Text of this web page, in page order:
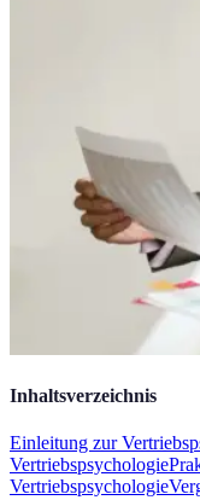
Inhaltsverzeichnis
Einleitung zur
Vertriebspsychologie
Vertriebspsychologie